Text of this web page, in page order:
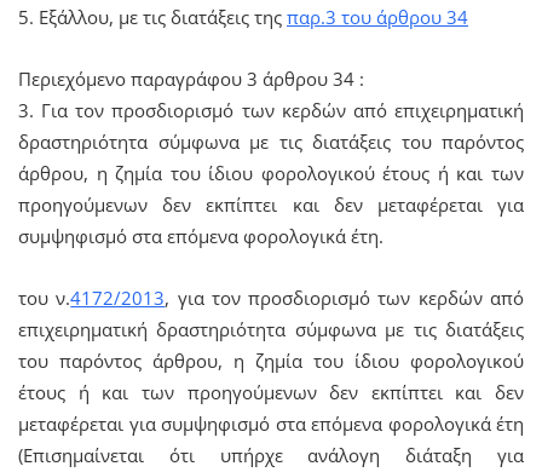
5. Εξάλλου, με τις διατάξεις της παρ.3 του άρθρου 34
Περιεχόμενο παραγράφου 3 άρθρου 34 :
3. Για τον προσδιορισμό των κερδών από επιχειρηματική
δραστηριότητα σύμφωνα με τις διατάξεις του παρόντος
άρθρου, η ζημία του ίδιου φορολογικού έτους ή και των
προηγούμενων δεν εκπίπτει και δεν μεταφέρεται για
συμψηφισμό στα επόμενα φορολογικά έτη.
του ν.4172/2013, για τον προσδιορισμό των κερδών από
επιχειρηματική δραστηριότητα σύμφωνα με τις διατάξεις
του παρόντος άρθρου, η ζημία του ίδιου φορολογικού
έτους ή και των προηγούμενων δεν εκπίπτει και δεν
μεταφέρεται για συμψηφισμό στα επόμενα φορολογικά έτη
(Επισημαίνεται ότι υπήρχε ανάλογη διάταξη για